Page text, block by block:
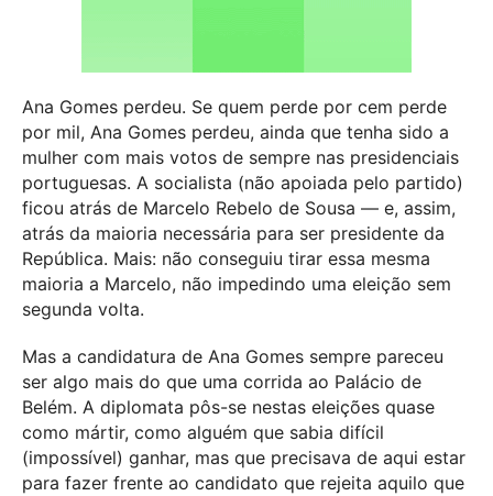
Ana Gomes perdeu. Se quem perde por cem perde
por mil, Ana Gomes perdeu, ainda que tenha sido a
mulher com mais votos de sempre nas presidenciais
portuguesas. A socialista (não apoiada pelo partido)
ficou atrás de Marcelo Rebelo de Sousa — e, assim,
atrás da maioria necessária para ser presidente da
República. Mais: não conseguiu tirar essa mesma
maioria a Marcelo, não impedindo uma eleição sem
segunda volta.
Mas a candidatura de Ana Gomes sempre pareceu
ser algo mais do que uma corrida ao Palácio de
Belém. A diplomata pôs-se nestas eleições quase
como mártir, como alguém que sabia difícil
(impossível) ganhar, mas que precisava de aqui estar
para fazer frente ao candidato que rejeita aquilo que